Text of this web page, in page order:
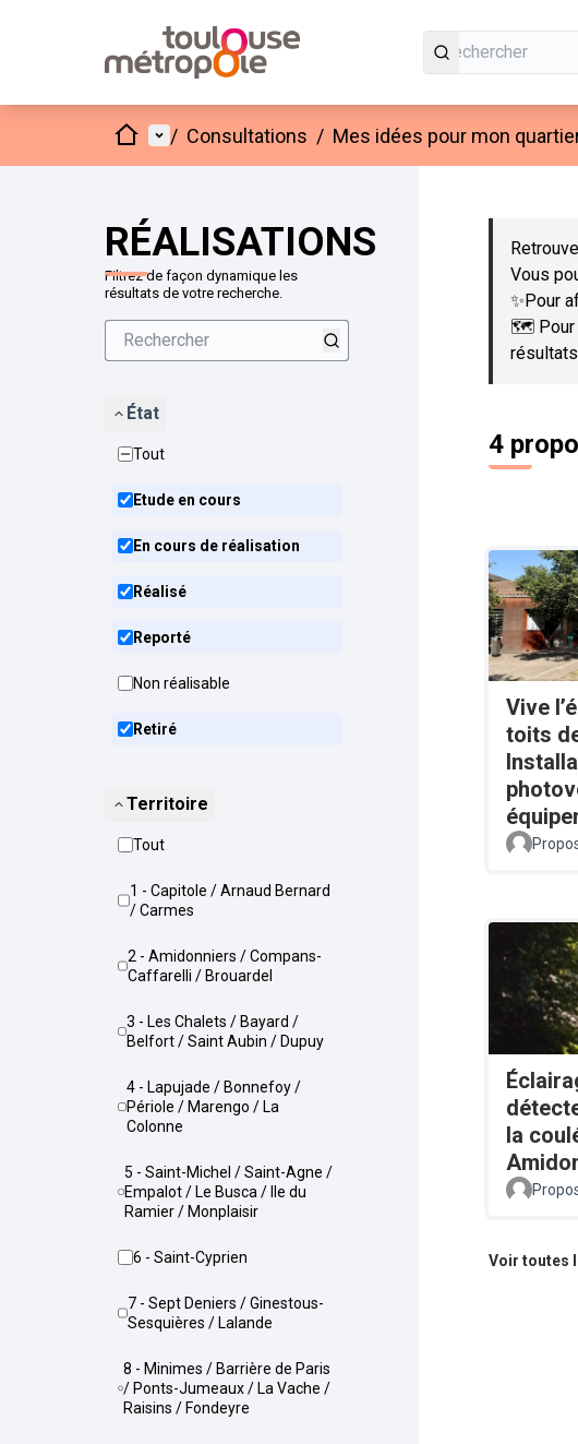
AccueilMenu principal
/ Consultations / Mes idées pour mon
RÉALISATIONS
Filtrez de façon dynamique les
résultats de votre recherche.
État
Tout
Etude en cours
En cours de réalisation
Réalisé
Reporté
Non réalisable
Retiré
Territoire
Tout
1 - Capitole / Arnaud Bernard
/ Carmes
2 - Amidonniers / Compans-
Caffarelli / Brouardel
3 - Les Chalets / Bayard /
Belfort / Saint Aubin / Dupuy
4 - Lapujade / Bonnefoy /
Périole / Marengo / La
Colonne
5 - Saint-Michel / Saint-Agne /
Empalot / Le Busca / Ile du
Ramier / Monplaisir
6 - Saint-Cyprien
7 - Sept Deniers / Ginestous-
Sesquières / Lalande
8 - Minimes / Barrière de Paris
/ Ponts-Jumeaux / La Vache /
Raisins / Fondeyre
Passer la carte
Vous
✨Pour
🗺️ Pour
4
Vive
toits
la
Voir toutes